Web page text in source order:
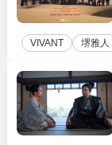
VIVANT 堺雅人